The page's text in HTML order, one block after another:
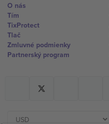
O nás
Tím
TixProtect
Tlač
Zmluvné podmienky
Partnerský program